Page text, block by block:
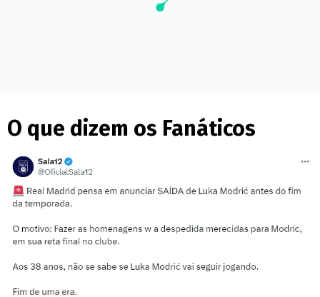
O que dizem os Fanáticos